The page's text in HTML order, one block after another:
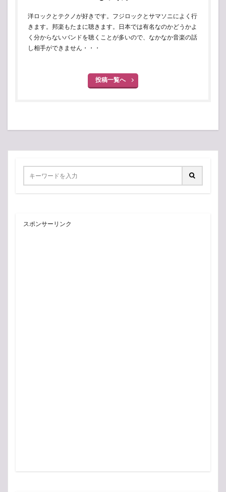
洋ロックとテクノが好きです。フジロックとサマソニによく行
きます。邦楽もたまに聴きます。日本では有名なのかどうかよ
く分からないバンドを聴くことが多いので、なかなか音楽の話
し相手ができません・・・
投稿一覧へ
スポンサーリンク